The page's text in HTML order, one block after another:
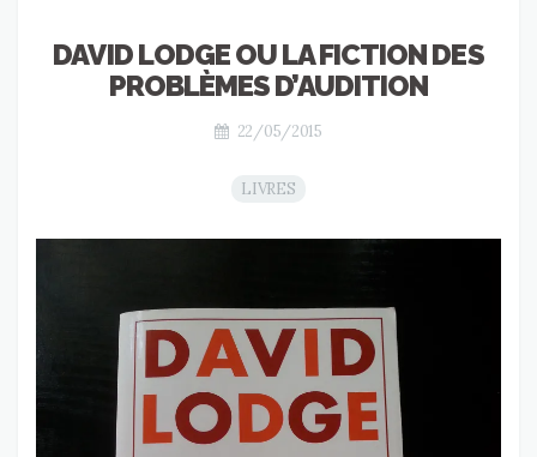
DAVID LODGE OU LA FICTION DES
PROBLÈMES D’AUDITION
22/05/2015
LIVRES